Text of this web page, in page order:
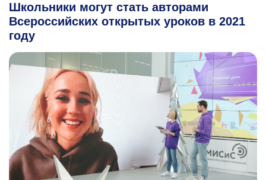
Школьники могут стать авторами
Всероссийских открытых уроков в 2021
году